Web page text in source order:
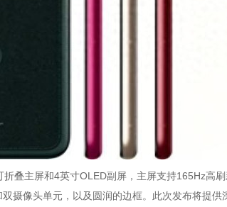
叠主屏和4英寸OLED副屏，主屏支持165Hz高
摄像头单元，以及圆润的边框。此次发布将提